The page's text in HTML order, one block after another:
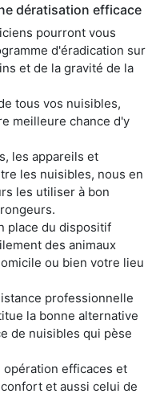
dératisation efficace
pourront vous
d'éradication sur
et de la gravité de la
tous vos nuisibles,
meilleure chance d'y
les appareils et
les nuisibles, nous en
les utiliser à bon
place du dispositif
des animaux
ou bien votre lieu
professionnelle
la bonne alternative
de nuisibles qui pèse
efficaces et
et aussi celui de